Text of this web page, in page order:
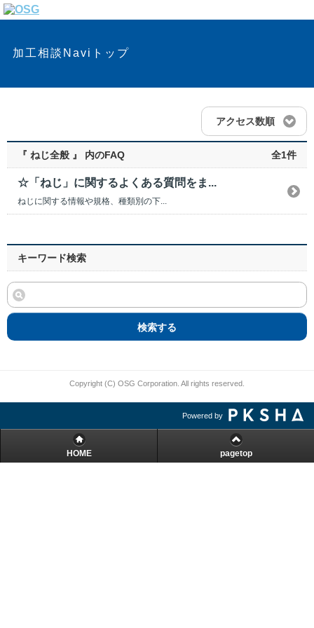
加工相談Naviトップ
アクセス数順
『 ねじ全般 』 内のFAQ 全1件
☆「ねじ」に関するよくある質問をま...
ねじに関する情報や規格、種類別の下...
キーワード検索
検索する
Copyright (C) OSG Corporation. All rights reserved.
Powered by
HOME pagetop